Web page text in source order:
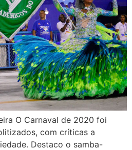
O Carnaval de 2020 foi
com críticas a
Destaco o samba-